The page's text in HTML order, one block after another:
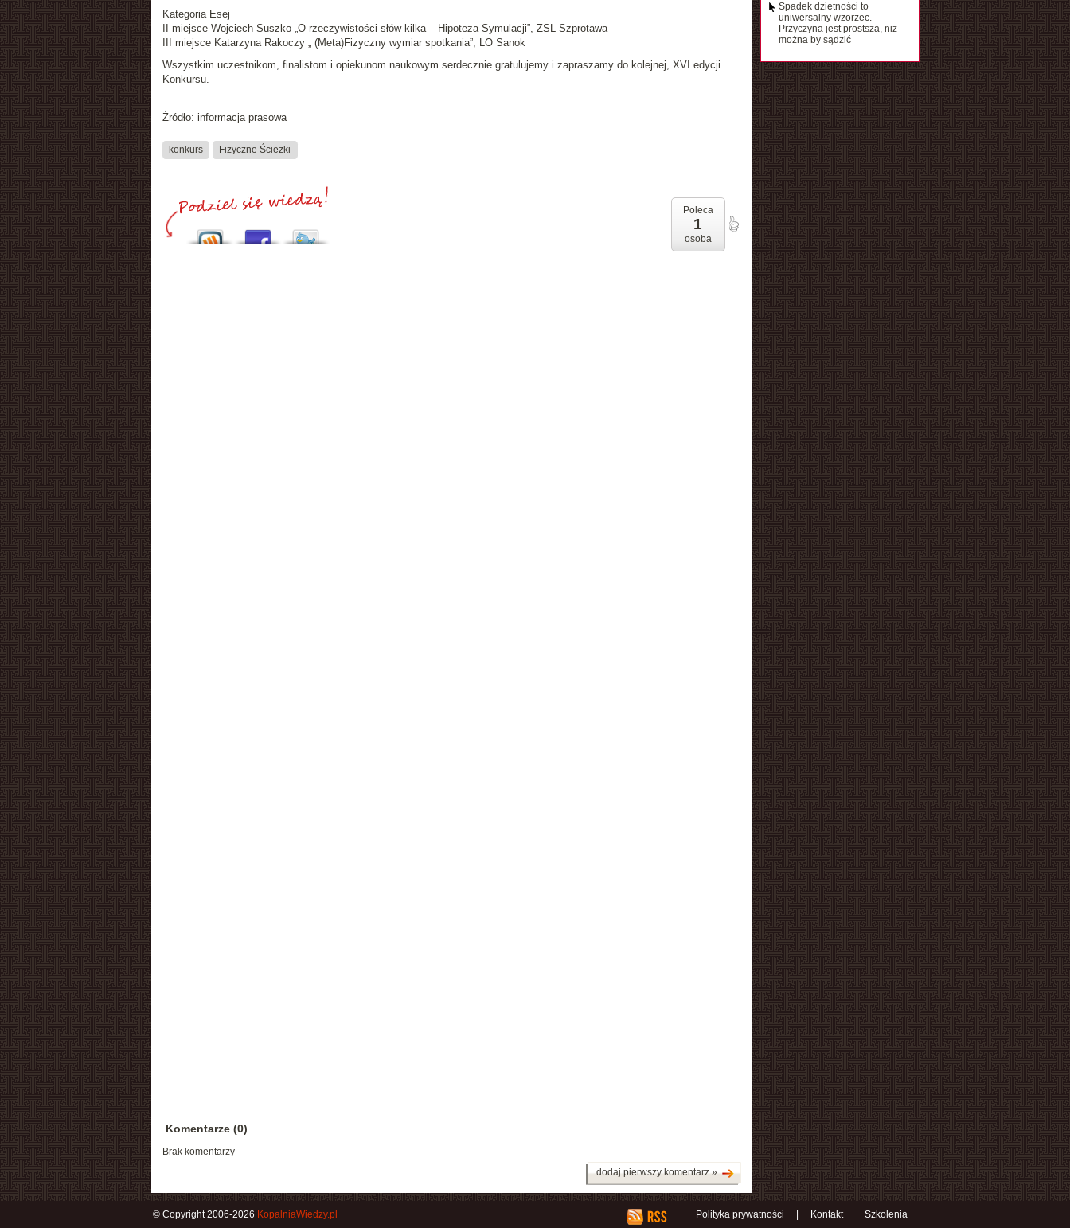
Kategoria Esej
II miejsce Wojciech Suszko „O rzeczywistości słów kilka – Hipoteza Symulacji”, ZSL Szprotawa
III miejsce Katarzyna Rakoczy „ (Meta)Fizyczny wymiar spotkania”, LO Sanok
Wszystkim uczestnikom, finalistom i opiekunom naukowym serdecznie gratulujemy i zapraszamy do kolejnej, XVI edycji
Konkursu.
Źródło: informacja prasowa
konkurs Fizyczne Ścieżki
Poleca
1
osoba
Komentarze (0)
Brak komentarzy
dodaj pierwszy komentarz »
Spadek dzietności to
uniwersalny wzorzec.
Przyczyna jest prostsza, niż
można by sądzić
Polityka prywatności Kontakt Szkolenia
© Copyright 2006-2026 KopalniaWiedzy.pl